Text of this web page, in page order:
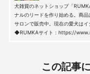
犬雑貨のネットショップ「
ナルのリードを作り始める。商
サロンで販売中。現在の愛犬はイ
◆RUMKAサイト：https://
この記事